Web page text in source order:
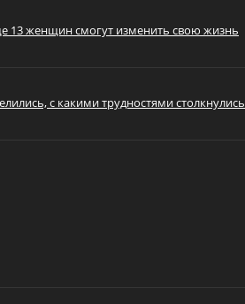
13 женщин смогут изменить свою жизнь
с какими трудностями